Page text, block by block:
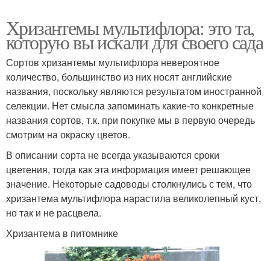
Хризантемы мультифлора: это та,
которую вы искали для своего сада
Сортов хризантемы мультифлора невероятное
количество, большинство из них носят английские
названия, поскольку являются результатом иностранной
селекции. Нет смысла запоминать какие-то конкретные
названия сортов, т.к. при покупке мы в первую очередь
смотрим на окраску цветов.
В описании сорта не всегда указываются сроки
цветения, тогда как эта информация имеет решающее
значение. Некоторые садоводы столкнулись с тем, что
хризантема мультифлора нарастила великолепный куст,
но так и не расцвела.
Хризантема в питомнике